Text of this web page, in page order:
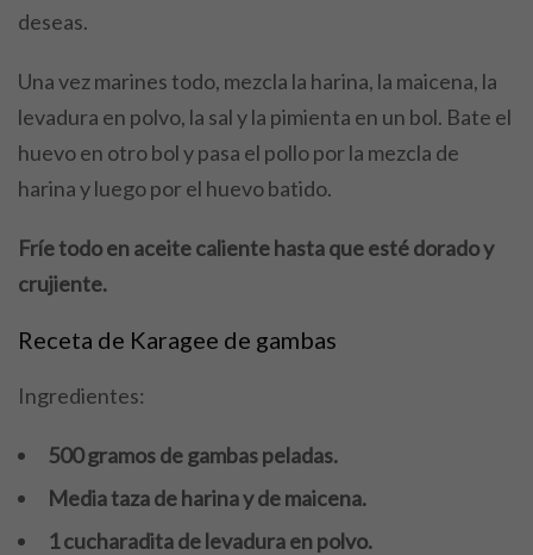
deseas.
Una vez marines todo, mezcla la harina, la maicena, la
levadura en polvo, la sal y la pimienta en un bol. Bate el
huevo en otro bol y pasa el pollo por la mezcla de
harina y luego por el huevo batido.
Fríe todo en aceite caliente hasta que esté dorado y
crujiente.
Receta de Karagee de gambas
Ingredientes:
500 gramos de gambas peladas.
Media taza de harina y demaicena.
1 cucharadita de levadura en polvo.